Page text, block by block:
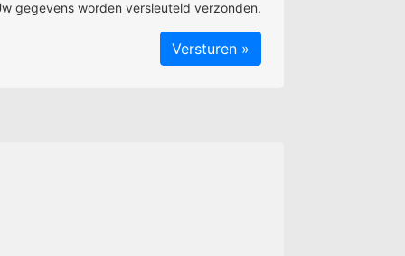
gegevens worden versleuteld verzonden.